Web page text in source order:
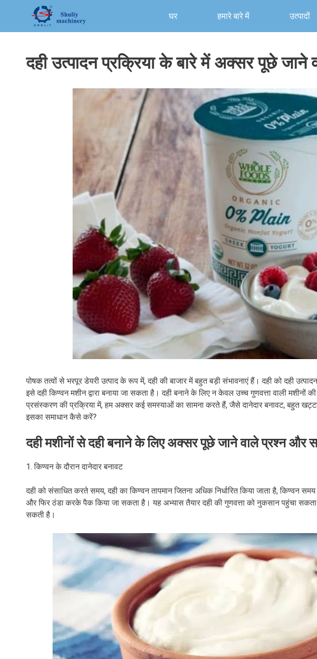
घर हमारे बारे में उत्पादों
दही उत्पादन प्रक्रिया के बारे में अक्सर पूछे
पोषक तत्वों से भरपूर डेयरी उत्पाद के रूप में, दही की बाजार में बहुत बड़ी संभावनाएं हैं। दही को दही
इसे दही किण्वन मशीन द्वारा बनाया जा सकता है। दही बनाने के लिए न केवल उच्च गुणवत्ता वाली
प्रसंस्करण की प्रक्रिया में, हम अक्सर कई समस्याओं का सामना करते हैं, जैसे दानेदार बनावट, बहुत खट्टा
इसका समाधान कैसे करें?
दही मशीनों से दही बनाने के लिए अक्सर पूछे जाने वाले प्रश्न और
1. किण्वन के दौरान दानेदार बनावट
दही को संसाधित करते समय, दही का किण्वन तापमान जितना अधिक निर्धारित किया जाता है, किण्वन
और फिर ठंडा करके पैक किया जा सकता है। यह अभ्यास तैयार दही की गुणवत्ता को नुकसान पहुंचा सकता
सकती है।